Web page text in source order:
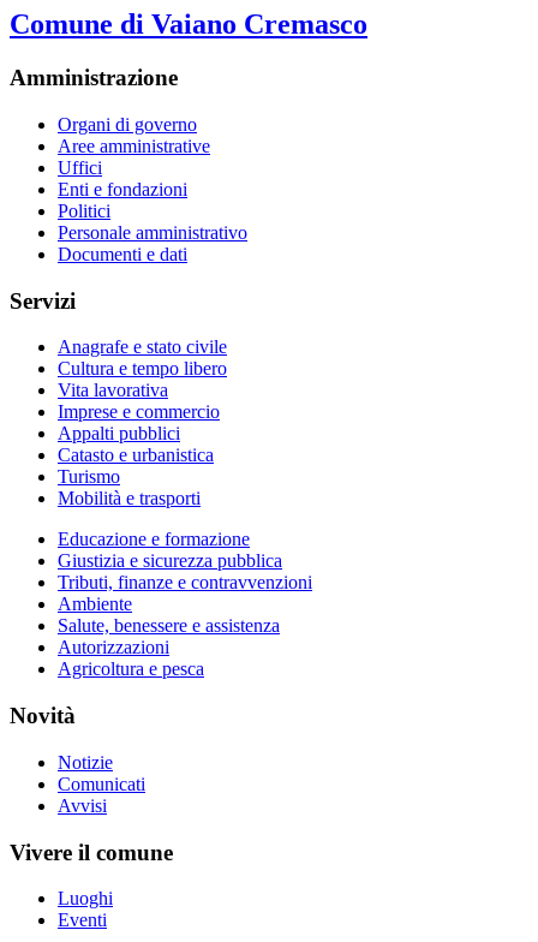
Comune di Vaiano Cremasco
Amministrazione
Organi di governo
Aree amministrative
Uffici
Enti e fondazioni
Politici
Personale amministrativo
Documenti e dati
Servizi
Anagrafe e stato civile
Cultura e tempo libero
Vita lavorativa
Imprese e commercio
Appalti pubblici
Catasto e urbanistica
Turismo
Mobilità e trasporti
Educazione e formazione
Giustizia e sicurezza pubblica
Tributi, finanze e contravvenzioni
Ambiente
Salute, benessere e assistenza
Autorizzazioni
Agricoltura e pesca
Novità
Notizie
Comunicati
Avvisi
Vivere il comune
Luoghi
Eventi